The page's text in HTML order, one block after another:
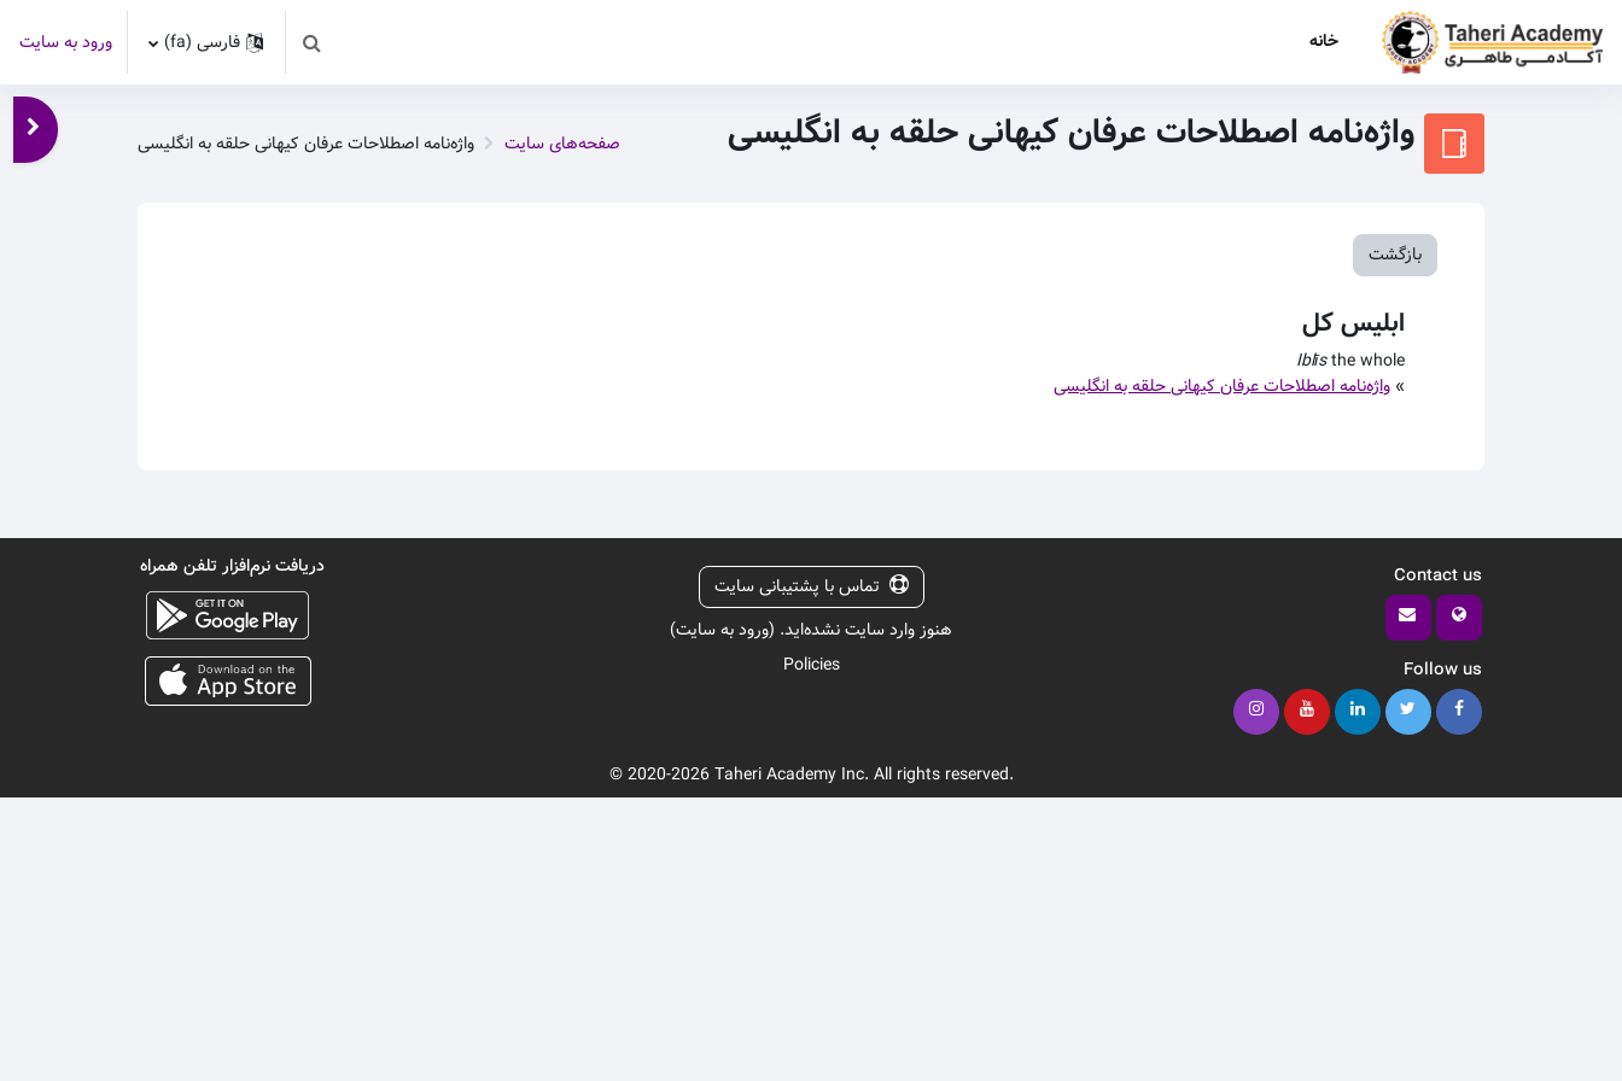
خانه
Toggle search input
فارسی ‎(fa)‎ ورود به سایت
واژه‌نامه اصطلاحات عرفان کیهانی حلقه به انگلیسی صفحه‌های سایت واژه‌نامه اصطلاحات عرفان کیهانی حلقه به انگلیسی
باز
بازگشت
ابلیس کل
Iblīsthe whole
» واژه‌نامه اصطلاحات عرفان کیهانی حلقه به انگلیسی
Contact us
Follow us
تماس با پشتیبانی سایت
هنوز وارد سایت نشده‌اید. (ورود به سایت)
Policies
دریافت نرم‌افزار تلفن همراه
© 2020-2026 Taheri Academy Inc. All rights reserved.